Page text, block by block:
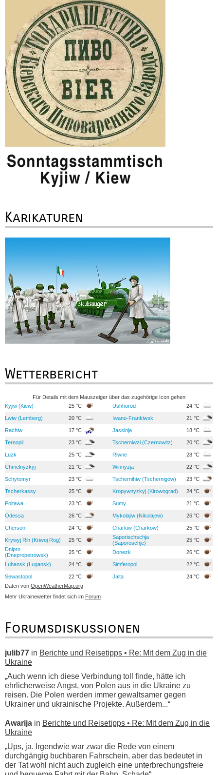
Karikaturen
Wetterbericht
Für Details mit dem Mauszeiger über das zugehörige Icon gehen
Kyjiw (Kiew)
25 °C Ushhorod 24 °C
Lwiw (Lemberg) 20 °C Iwano-Frankiwsk 21 °C
Rachiw 17 °C Jassinja 18 °C
Ternopil 23 °C Tscherniwzi (Czernowitz) 20 °C
Luzk 25 °C Riwne 28 °C
Chmelnyzkyj 21 °C Winnyzja 22 °C
Schytomyr 23 °C Tschernihiw (Tschernigow) 23 °C
Tscherkassy 25 °C Kropywnyzkyj (Kirowograd) 24 °C
Poltawa 23 °C Sumy 21 °C
Odessa 26 °C Mykolajiw (Nikolajew) 26 °C
Cherson 24 °C Charkiw (Charkow) 25 °C
Krywyj Rih (Kriwoj Rog) 25 °C
Saporischschja
(Saporoschje)
25 °C
Dnipro
(Dnepropetrowsk)
25 °C Donezk 26 °C
Luhansk (Lugansk) 24 °C Simferopol 22 °C
Sewastopol 22 °C Jalta
24 °C
Daten von OpenWeatherMap.org
Mehr Ukrainewetter findet sich im Forum
Forumsdiskussionen
julib77 in Berichte und Reisetipps • Re: Mit dem Zug in die
Ukraine
„Auch wenn ich diese Verbindung toll finde, hätte ich
ehrlicherweise Angst, von Polen aus in die Ukraine zu
reisen. Die Polen werden immer gewaltsamer gegen
Ukrainer und ukrainische Projekte. Außerdem...“
Awarija in Berichte und Reisetipps • Re: Mit dem Zug in die
Ukraine
„Ups, ja. Irgendwie war zwar die Rede von einem
durchgängig buchbaren Fahrschein, aber das bedeutet in
der Tat wohl nicht auch zugleich eine unterbrechungsfreie